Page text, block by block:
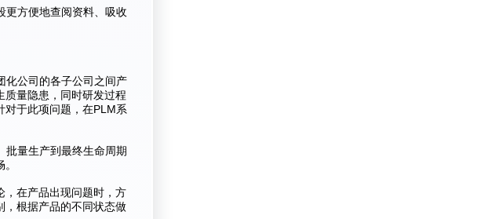
更方便地查阅资料、吸收
化公司的各子公司之间产
质量隐患，同时研发过程
对于此项问题，在PLM系
批量生产到最终生命周期
，在产品出现问题时，方
，根据产品的不同状态做